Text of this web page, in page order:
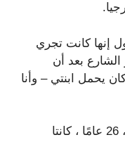
إنها كانت تجري
الشارع بعد أن
يحمل ابنتي – وأنا
خلال المكالمة ، كشفت أنها وتوني ، 26 عامًا ، كانتا